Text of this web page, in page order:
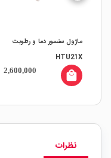
ماژول سنسور دما و رطوبت
HTU21X
2,600,000 local_mall
نظرات